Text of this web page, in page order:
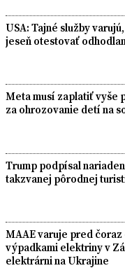
USA: Tajné služby
jeseň otestovať
Meta musí zaplatiť vyše
za ohrozovanie detí na
Trump podpísal
takzvanej pôrodnej
MAAE varuje pred
výpadkami elektriny v
elektrárni na Ukrajine